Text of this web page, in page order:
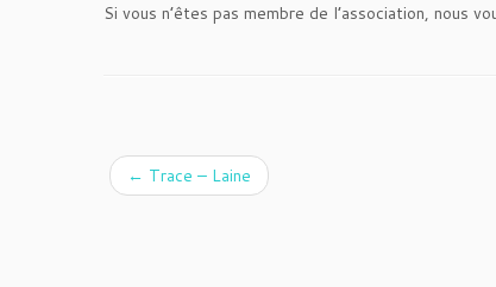
Si vous n’êtes pas membre de l’association, nous
← Trace – Laine